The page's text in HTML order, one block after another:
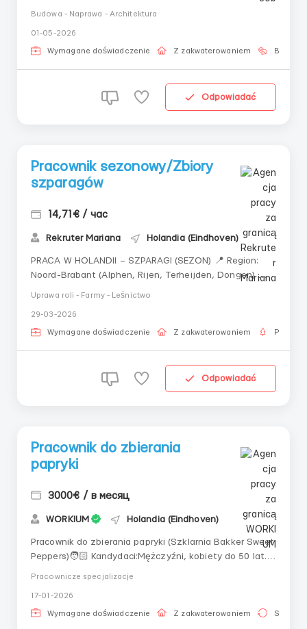
piątek, 10 godzin dziennie, 200-220 godzin
miesięcznie; Mieszkanie: bezpłatnie. Wym...
Budowa - Naprawa - Architektura
01-05-2026
Wymagane doświadczenie Z zakwaterowaniem Bez
Odpowiadać
Pracownik sezonowy/Zbiory
szparagów
14,71€ / час
Rekruter Mariana Holandia (Eindhoven)
PRACA W HOLANDII – SZPARAGI (SEZON) 📍 Region:
Noord-Brabant (Alphen, Rijen, Terheijden, Dongen) 📅
ciężka 💶 Wynagrodzenie: 14,71 € brutto / godz Premia
za kilogramy (po...
Uprawa roli - Farmy - Leśnictwo
29-03-2026
Wymagane doświadczenie Z zakwaterowaniem Praca
Odpowiadać
Pracownik do zbierania
papryki
3000€ / в месяц
WORKIUM Holandia (Eindhoven)
Pracownik do zbierania papryki (Szklarnia Bakker Sweet
Peppers)🧑🏻 Kandydaci:Mężczyźni, kobiety do 50 lat.📍
stawka standardowa;- Za każdy niewykorzystany dzień
płatnego urlopu przyznaje się 2,...
Pracownicze specjalizacje
17-01-2026
Wymagane doświadczenie Z zakwaterowaniem Stała